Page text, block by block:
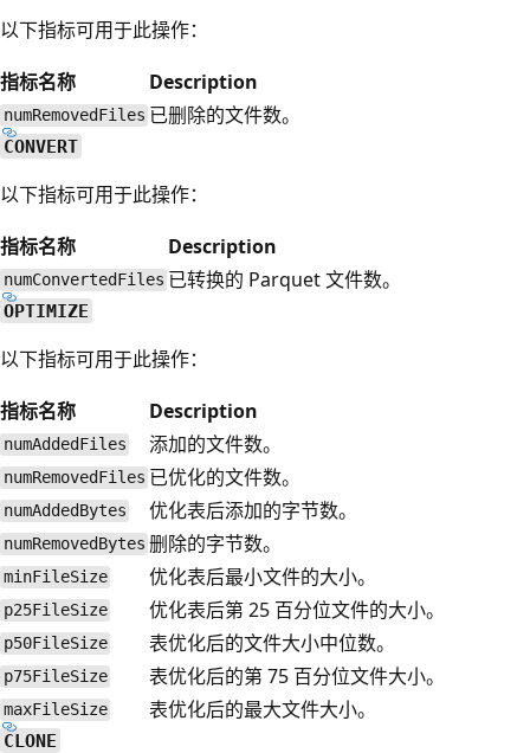
以下指标可用于此操作：
指标名称
Description
numRemovedFiles 已删除的文件数。
CONVERT
以下指标可用于此操作：
指标名称
Description
numConvertedFiles 已转换的 Parquet 文件数。
OPTIMIZE
以下指标可用于此操作：
指标名称
Description
numAddedFiles 添加的文件数。
numRemovedFiles 已优化的文件数。
numAddedBytes 优化表后添加的字节数。
numRemovedBytes 删除的字节数。
minFileSize 优化表后最小文件的大小。
p25FileSize 优化表后第 25 百分位文件的大小。
p50FileSize 表优化后的文件大小中位数。
p75FileSize 表优化后的第 75 百分位文件大小。
maxFileSize 表优化后的最大文件大小。
CLONE